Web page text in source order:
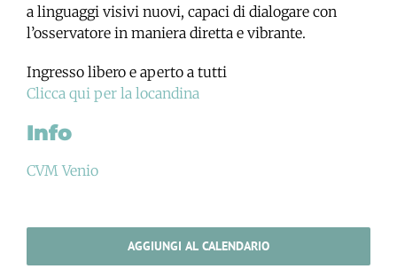
a linguaggi visivi nuovi, capaci di dialogare con
l’osservatore in maniera diretta e vibrante.
Ingresso libero e aperto a tutti
Clicca qui per la locandina
Info
CVM Venio
AGGIUNGI AL CALENDARIO